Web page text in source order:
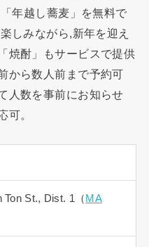
年越し蕎麦」を無料で
しみながら,新年を迎え
焼酎」もサービスで提供
から数人前まで予約可
人数を事前にお知らせ
可。
Ton St., Dist. 1（ MA